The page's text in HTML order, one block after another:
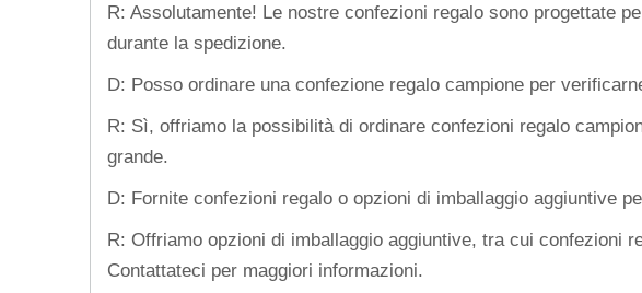
R: Assolutamente! Le nostre confezioni regalo sono progettate
durante la spedizione.
D: Posso ordinare una confezione regalo campione per
R: Sì, offriamo la possibilità di ordinare confezioni regalo
grande.
D: Fornite confezioni regalo o opzioni di imballaggio aggiuntive
R: Offriamo opzioni di imballaggio aggiuntive, tra cui confezioni
Contattateci per maggiori informazioni.